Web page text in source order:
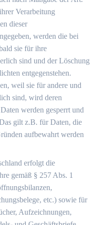
Verarbeitung
dieser
werden die bei
sie für ihre
sind und der Löschung
entgegenstehen.
weil sie für andere und
sind, wird deren
werden gesperrt und
gilt z.B. für Daten, die
aufbewahrt werden
erfolgt die
gemäß § 257 Abs. 1
etc.) sowie für
Aufzeichnungen,